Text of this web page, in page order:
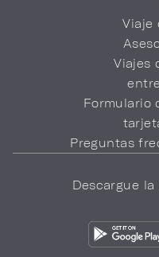
Viaje
Viajes
Formulario
Preguntas
Descargue la